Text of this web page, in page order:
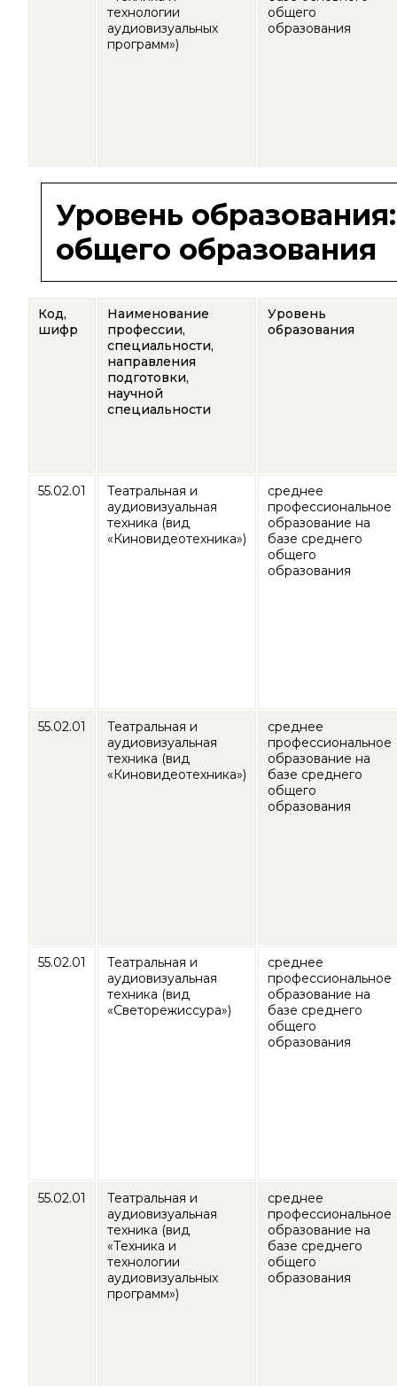
технологии
аудиовизуальных
программ»)
общего
образования
Уровень
общего образования
Код,
шифр
Наименование
профессии,
специальности,
направления
подготовки,
научной
специальности
Уровень
образования
55.02.01
Театральная и
аудиовизуальная
техника (вид
«Киновидеотехника»)
среднее
профессиональное
образование на
базе среднего
общего
образования
55.02.01
Театральная и
аудиовизуальная
техника (вид
«Киновидеотехника»)
среднее
профессиональное
образование на
базе среднего
общего
образования
55.02.01
Театральная и
аудиовизуальная
техника (вид
«Светорежиссура»)
среднее
профессиональное
образование на
базе среднего
общего
образования
55.02.01
Театральная и
аудиовизуальная
техника (вид
«Техника и
технологии
аудиовизуальных
программ»)
среднее
профессиональное
образование на
базе среднего
общего
образования